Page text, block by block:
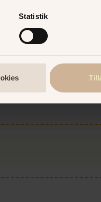
Statistik
webshop
Fart på og højt at flyve!
vind i håret i Bakkens
online og spar.
EKSTRA SJOV = KØB ET